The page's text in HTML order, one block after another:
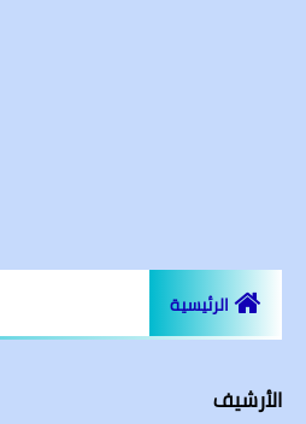
الرئيسية
الأرشيف